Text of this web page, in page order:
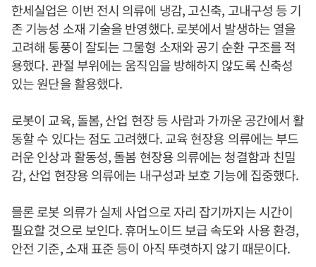
한세실업은 이번 전시 의류에 냉감, 고신축, 고내구성 등 기
존 기능성 소재 기술을 반영했다. 로봇에서 발생하는 열을
고려해 통풍이 잘되는 그물형 소재와 공기 순환 구조를 적
용했다. 관절 부위에는 움직임을 방해하지 않도록 신축성
있는 원단을 활용했다.
로봇이 교육, 돌봄, 산업 현장 등 사람과 가까운 공간에서 활
동할 수 있다는 점도 고려했다. 교육 현장용 의류에는 부드
러운 인상과 활동성, 돌봄 현장용 의류에는 청결함과 친밀
감, 산업 현장용 의류에는 내구성과 보호 기능에 집중했다.
믈론 로봇 의류가 실제 사업으로 자리 잡기까지는 시간이
필요할 것으로 보인다. 휴머노이드 보급 속도와 사용 환경,
안전 기준, 소재 표준 등이 아직 뚜렷하지 않기 때문이다.